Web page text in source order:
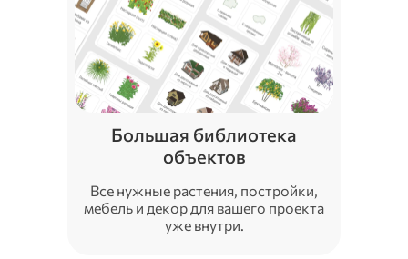
Большая библиотека
объектов
Все нужные растения, постройки,
мебель и декор для вашего проекта
уже внутри.